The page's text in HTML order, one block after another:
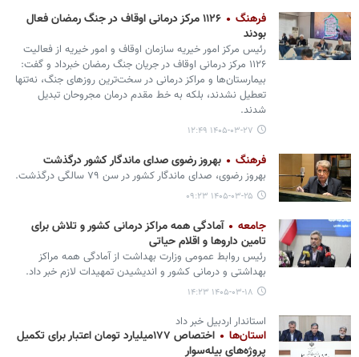
فرهنگ
۱۱۲۶ مرکز درمانی اوقاف در جنگ رمضان فعال
بودند
رئیس مرکز امور خیریه سازمان اوقاف و امور خیریه از فعالیت
۱۱۲۶ مرکز درمانی اوقاف در جریان جنگ رمضان خبرداد و گفت:
بیمارستان‌ها و مراکز درمانی در سخت‌ترین روزهای جنگ، نه‌تنها
تعطیل نشدند، بلکه به خط مقدم درمان مجروحان تبدیل
شدند.
۱۴۰۵-۰۳-۲۷ ۱۲:۴۹
فرهنگ بهروز رضوی صدای ماندگار کشور درگذشت
بهروز رضوی، صدای ماندگار کشور در سن ۷۹ سالگی درگذشت.
۱۴۰۵-۰۳-۲۵ ۰۹:۲۳
جامعه
آمادگی همه مراکز درمانی کشور و تلاش برای
تامین داروها و اقلام حیاتی
رئیس روابط عمومی وزارت بهداشت از آمادگی همه مراکز
بهداشتی و درمانی کشور و اندیشیدن تمهیدات لازم خبر داد.
۱۴۰۵-۰۳-۱۸ ۱۴:۲۳
استاندار اردبیل خبر داد
استان‌ها
اختصاص ۱۷۷میلیارد تومان اعتبار برای تکمیل
پروژه‌های بیله‌سوار